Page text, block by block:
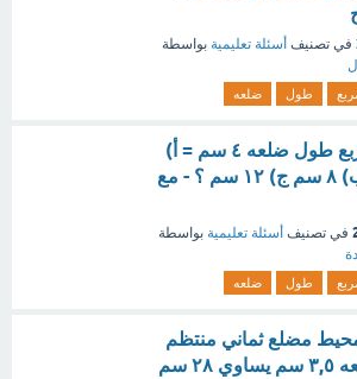
في تصنيف أسئلة تعليمية بواسطة
طول ضلعه
محيط مربع طول ضلعه ٤ سم = أ)
١٦ سم ب) ٨ سم ج) ١٢ سم ؟ - مع
في تصنيف أسئلة تعليمية بواسطة
طول ضلعه
محيط مضلع ثماني منتظم
طول ضلعه ٣,٥ سم يساوي ٢٨ سم